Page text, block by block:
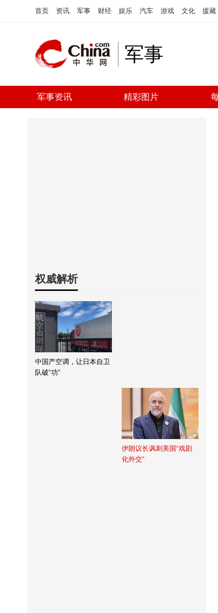
首页 资讯 军事 财经 娱乐 汽车 游戏 文化 援藏
军事
军事资讯 精彩图片
权威解析
中国产空调，让日本自卫
队破“功”
伊朗议长讽刺美国“戏剧
化外交”